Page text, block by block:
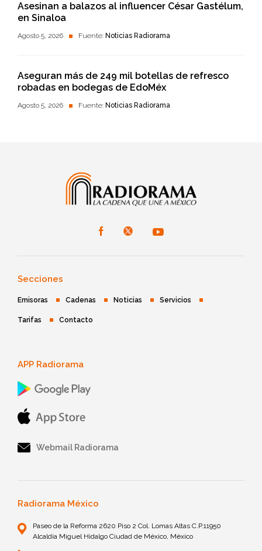
Asesinan a balazos al influencer César Gastélum,
en Sinaloa
Agosto 5, 2026 Fuente: Noticias Radiorama
Aseguran más de 249 mil botellas de refresco
robadas en bodegas de EdoMéx
Agosto 5, 2026 Fuente: Noticias Radiorama
Secciones
Emisoras Cadenas Noticias Servicios
Tarifas Contacto
APP Radiorama
Webmail Radiorama
Radiorama México
Paseo de la Reforma 2620 Piso 2 Col. Lomas Altas C.P.11950
Alcaldía Miguel Hidalgo Ciudad de México, México